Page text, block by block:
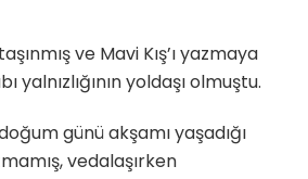
ve Mavi Kış’ı yazmaya
yalnızlığının yoldaşı olmuştu.
günü akşamı yaşadığı
vedalaşırken